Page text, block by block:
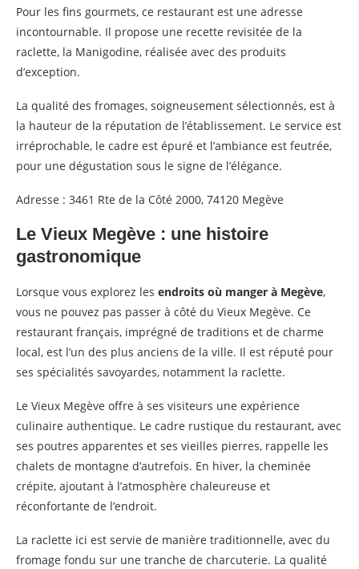
Pour les fins gourmets, ce restaurant est une adresse
incontournable. Il propose une recette revisitée de la
raclette, la Manigodine, réalisée avec des produits
d’exception.
La qualité des fromages, soigneusement sélectionnés, est à
la hauteur de la réputation de l’établissement. Le service est
irréprochable, le cadre est épuré et l’ambiance est feutrée,
pour une dégustation sous le signe de l’élégance.
Adresse : 3461 Rte de la Côté 2000, 74120 Megève
Le Vieux Megève : une histoire
gastronomique
Lorsque vous explorez les endroits où manger à Megève,
vous ne pouvez pas passer à côté du Vieux Megève. Ce
restaurant français, imprégné de traditions et de charme
local, est l’un des plus anciens de la ville. Il est réputé pour
ses spécialités savoyardes, notamment la raclette.
Le Vieux Megève offre à ses visiteurs une expérience
culinaire authentique. Le cadre rustique du restaurant, avec
ses poutres apparentes et ses vieilles pierres, rappelle les
chalets de montagne d’autrefois. En hiver, la cheminée
crépite, ajoutant à l’atmosphère chaleureuse et
réconfortante de l’endroit.
La raclette ici est servie de manière traditionnelle, avec du
fromage fondu sur une tranche de charcuterie. La qualité